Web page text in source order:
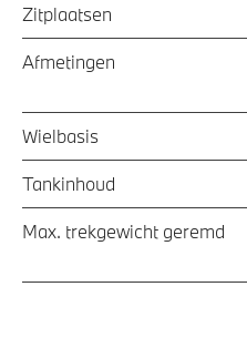
Zitplaatsen
Afmetingen
Wielbasis
Tankinhoud
Max. trekgewicht geremd